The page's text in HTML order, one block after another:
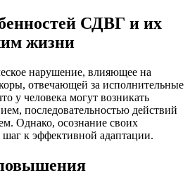
СДВГ и их
жизни
нарушение, влияющее на
отвечающей за исполнительные
у человека могут возникать
последовательностью действий
Однако, осознание своих
к эффективной адаптации.